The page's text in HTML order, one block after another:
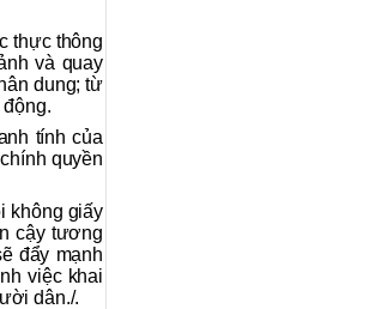
thực thông
và quay
dung; từ
tính của
quyền
không giấy
cậy tương
đẩy mạnh
việc khai
dân./.